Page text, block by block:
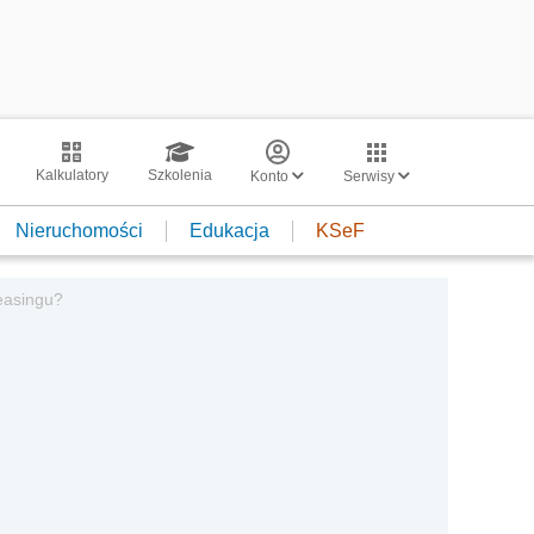
Kalkulatory Szkolenia Konto Serwisy
Nieruchomości Edukacja KSeF